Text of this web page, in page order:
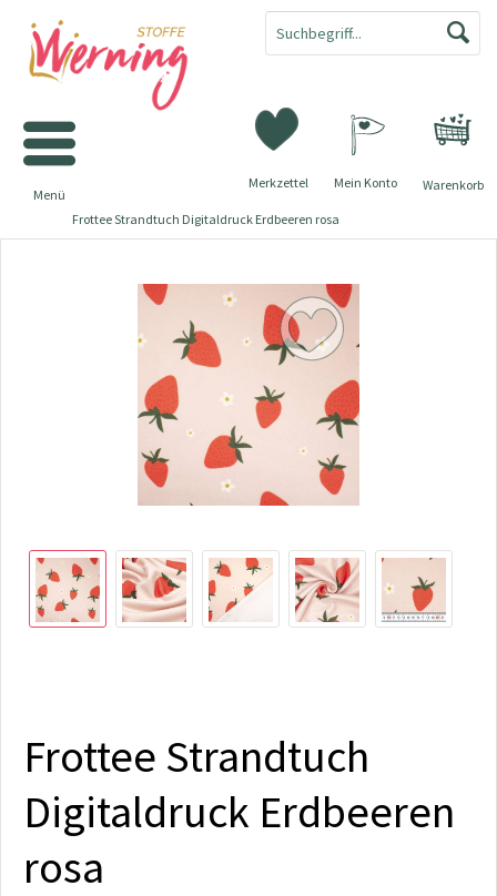
Warenkorb
Merkzettel Mein Konto
Menü
Frottee Strandtuch Digitaldruck Erdbeeren rosa
Frottee Strandtuch
Digitaldruck Erdbeeren
rosa